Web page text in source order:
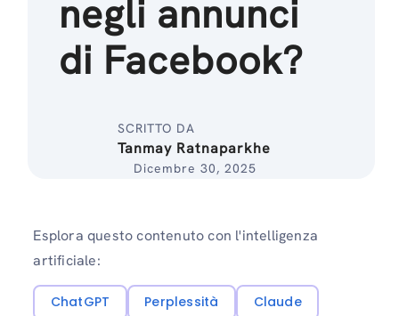
negli annunci
di Facebook?
SCRITTO DA
Tanmay Ratnaparkhe
Dicembre 30, 2025
Esplora questo contenuto con l'intelligenza
artificiale:
ChatGPT Perplessità
Claude